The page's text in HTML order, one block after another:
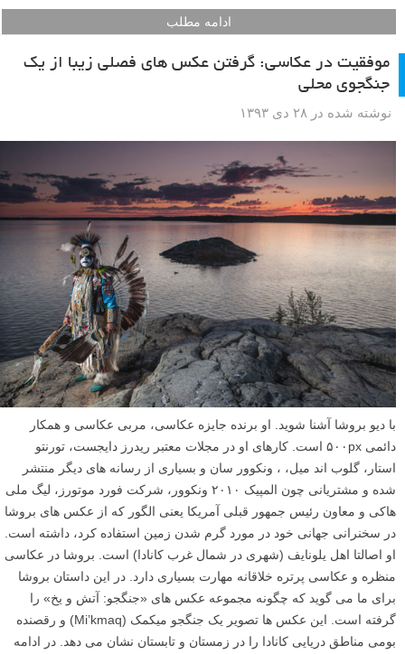
ادامه مطلب
موفقیت در عکاسی: گرفتن عکس های فصلی زیبا از یک
جنگجوی محلی
نوشته شده در ۲۸ دی ۱۳۹۳
با دیو بروشا آشنا شوید. او برنده جایزه عکاسی، مربی عکاسی و همکار
دائمی ۵۰۰px است. کارهای او در مجلات معتبر ریدرز دایجست، تورنتو
استار، گلوب اند میل، ، ونکوور سان و بسیاری از رسانه های دیگر منتشر
شده و مشتریانی چون المپیک ۲۰۱۰ ونکوور، شرکت فورد موتورز، لیگ ملی
هاکی و معاون رئیس جمهور قبلی آمریکا یعنی الگور که از عکس های بروشا
در سخنرانی جهانی خود در مورد گرم شدن زمین استفاده کرد، داشته است.
او اصالتا اهل یلونایف (شهری در شمال غرب کانادا) است. بروشا در عکاسی
منظره و عکاسی پرتره خلاقانه مهارت بسیاری دارد. در این داستان بروشا
برای ما می گوید که چگونه مجموعه عکس های «جنگجو: آتش و یخ» را
گرفته است. این عکس ها تصویر یک جنگجو میکمک (Mi’kmaq) و رقصنده
بومی مناطق دریایی کانادا را در زمستان و تابستان نشان می دهد. در ادامه